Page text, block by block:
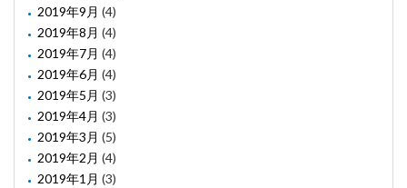
2019年9月 (4)
2019年8月 (4)
2019年7月 (4)
2019年6月 (4)
2019年5月 (3)
2019年4月 (3)
2019年3月 (5)
2019年2月 (4)
2019年1月 (3)